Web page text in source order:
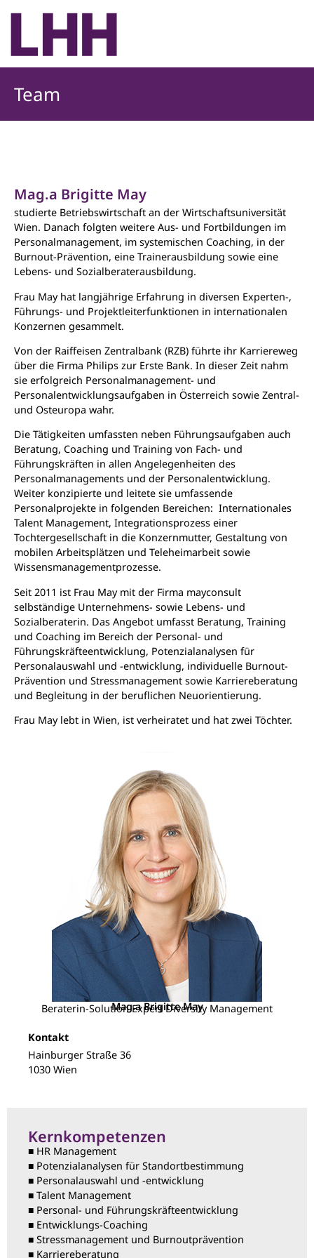
Team
Mag.a Brigitte May
studierte Betriebswirtschaft an der Wirtschaftsuniversität
Wien. Danach folgten weitere Aus- und Fortbildungen im
Personalmanagement, im systemischen Coaching, in der
Burnout-Prävention, eine Trainerausbildung sowie eine
Lebens- und Sozialberaterausbildung.
Frau May hat langjährige Erfahrung in diversen Experten-,
Führungs- und Projektleiterfunktionen in internationalen
Konzernen gesammelt.
Von der Raiffeisen Zentralbank (RZB) führte ihr Karriereweg
über die Firma Philips zur Erste Bank. In dieser Zeit nahm
sie erfolgreich Personalmanagement- und
Personalentwicklungsaufgaben in Österreich sowie Zentral-
und Osteuropa wahr.
Die Tätigkeiten umfassten neben Führungsaufgaben auch
Beratung, Coaching und Training von Fach- und
Führungskräften in allen Angelegenheiten des
Personalmanagements und der Personalentwicklung.
Weiter konzipierte und leitete sie umfassende
Personalprojekte in folgenden Bereichen: Internationales
Talent Management, Integrationsprozess einer
Tochtergesellschaft in die Konzernmutter, Gestaltung von
mobilen Arbeitsplätzen und Teleheimarbeit sowie
Wissensmanagementprozesse.
Seit 2011 ist Frau May mit der Firma mayconsult
selbständige Unternehmens- sowie Lebens- und
Sozialberaterin. Das Angebot umfasst Beratung, Training
und Coaching im Bereich der Personal- und
Führungskräfteentwicklung, Potenzialanalysen für
Personalauswahl und -entwicklung, individuelle Burnout-
Prävention und Stressmanagement sowie Karriereberatung
und Begleitung in der beruflichen Neuorientierung.
Frau May lebt in Wien, ist verheiratet und hat zwei Töchter.
Mag.a Brigitte May
Beraterin-Solution Expert Diversity Management
Kontakt
Hainburger Straße 36
1030 Wien
Kernkompetenzen
■ HR Management
■ Potenzialanalysen für Standortbestimmung
■ Personalauswahl und -entwicklung
■ Talent Management
■ Personal- und Führungskräfteentwicklung
■ Entwicklungs-Coaching
■ Stressmanagement und Burnoutprävention
■ Karriereberatung